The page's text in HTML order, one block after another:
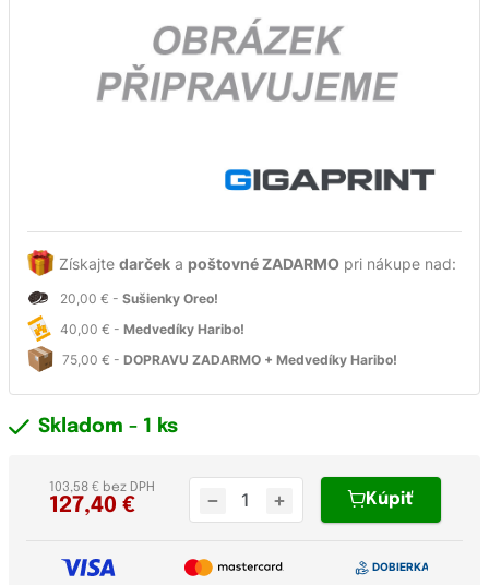
Získajte darček a poštovné ZADARMO pri nákupe nad:
20,00 € - Sušienky Oreo!
40,00 € - Medvedíky Haribo!
75,00 € - DOPRAVU ZADARMO + Medvedíky Haribo!
Skladom - 1 ks
127,40 €
103,58 € bez DPH
Kúpiť